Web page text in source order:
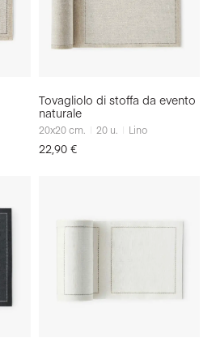
Tovagliolo di stoffa da evento
naturale
20x20cm. 20 u. Lino
22,90 €